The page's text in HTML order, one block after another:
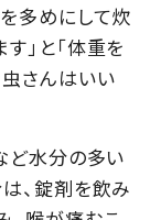
多めにして炊
」と「体重を
さんはいい
ど水分の多い
、錠剤を飲み